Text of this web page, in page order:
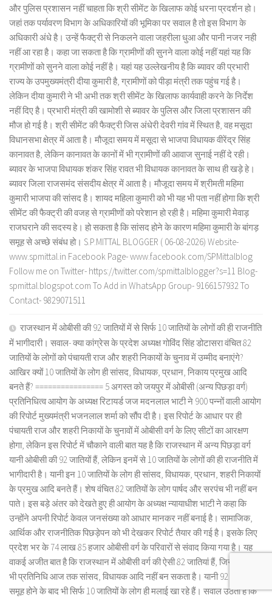
और पुलिस प्रशासन नहीं चाहता कि श्री सीमेंट के खिलाफ कोई धरना प्रदर्शन हो।
जहां तक पर्यावरण विभाग के अधिकारियों की भूमिका पर सवाल है तो इस विभाग के
अधिकारी अंधे है। उन्हें फैक्ट्री से निकलने वाला जहरीला धुआ और पानी नजर नही
नहीं आ रहा है। कहा जा सकता है कि ग्रामीणों की सुनने वाला कोई नहीं यहां यह कि
ग्रामीणों को सुनने वाला कोई नहीं है। यहां यह उल्लेखनीय है कि ब्यावर की प्रभारी
राज्य के उपमुख्यमंत्री दीया कुमारी है, ग्रामीणों को पीड़ा मंत्री तक पहुंच गई है।
लेकिन दीया कुमारी ने भी अभी तक श्री सीमेंट के खिलाफ कार्यवाही करने के निर्देश
नहीं दिए है। प्रभारी मंत्री की खामोशी से ब्यावर के पुलिस और जिला प्रशासन की
मौज हो गई है। श्री सीमेंट की फैक्ट्री जिस अंधेरी देवरी गांव में स्थित है, वह मसूदा
विधानसभा क्षेत्र में आता है। मौजूदा समय में मसूदा से भाजपा विधायक वीरेंद्र सिंह
कानावत है, लेकिन कानावत के कानों में भी ग्रामीणों की आवाज सुनाई नहीं दे रही।
ब्यावर के भाजपा विधायक शंकर सिंह रावत भी विधायक कानावत के साथ ही खड़े हे।
ब्यावर जिला राजसमंद संसदीय क्षेत्र में आता है। मौजूदा समय में श्रीमती महिमा
कुमारी भाजपा की सांसद है। शायद महिला कुमारी को भी यह भी पता नहीं होगा कि श्री
सीमेंट की फैक्ट्री की वजह से ग्रामीणों को परेशान हो रही है। महिमा कुमारी मेवाड़
राजघराने की सदस्य हे। हो सकता है कि सांसद होने के कारण महिमा कुमारी के बांगड़
समूह से अच्छे संबंध हो। S.P.MITTAL BLOGGER ( 06-08-2026) Website-
www.spmittal.in Facebook Page- www.facebook.com/SPMittalblog
Follow me on Twitter- https://twitter.com/spmittalblogger?s=11 Blog-
spmittal.blogspot.com To Add in WhatsApp Group- 9166157932 To
Contact- 9829071511
राजस्थान में ओबीसी की 92 जातियों में से सिर्फ 10 जातियों के लोगों की ही राजनीति
में भागीदारी। सवाल- क्या कांग्रेस के प्रदेश अध्यक्ष गोविंद सिंह डोटासरा वंचित 82
जातियों के लोगों को पंचायती राज और शहरी निकायों के चुनाव में उम्मीद बनाएंगे?
आखिर क्यों 10 जातियों के लोग ही सांसद, विधायक, प्रधान, निकाय प्रमुख आदि
बनते हैं? ================ 5 अगस्त को जयपुर में ओबीसी (अन्य पिछड़ा वर्ग)
प्रतिनिधित्व आयोग के अध्यक्ष रिटायर्ड जज मदनलाल भाटी ने 900 पन्नों वाली आयोग
की रिपोर्ट मुख्यमंत्री भजनलाल शर्मा को सौंप दी है। इस रिपोर्ट के आधार पर ही
पंचायती राज और शहरी निकायों के चुनावों में ओबीसी वर्ग के लिए सीटों का आरक्षण
होगा, लेकिन इस रिपोर्ट में चौकाने वाली बात यह है कि राजस्थान में अन्य पिछड़ा वर्ग
यानी ओबीसी की 92 जातियों हैं, लेकिन इनमें से 10 जातियों के लोगों की ही राजनीति में
भागीदारी है। यानी इन 10 जातियों के लोग ही सांसद, विधायक, प्रधान, शहरी निकायों
के प्रमुख आदि बनते हैं। शेष वंचित 82 जातियों के लोग पार्षद और सरपंच भी नहीं बन
पाते। इस बड़े अंतर को देखते हुए ही आयोग के अध्यक्ष न्यायाधीश भाटी ने कहा कि
उन्होंने अपनी रिपोर्ट केवल जनसंख्या को आधार मानकर नहीं बनाई है। सामाजिक,
आर्थिक और राजनीतिक पिछड़ेपन को भी देखकर रिपोर्ट तैयार की गई है। इसके लिए
प्रदेश भर के 74 लाख 85 हजार ओबीसी वर्ग के परिवारों से संवाद किया गया है। यह
वाकई अजीत बात है कि राजस्थान में ओबीसी वर्ग की ऐसी 82 जातियां हैं, जिनका कोई
भी प्रतिनिधि आज तक सांसद, विधायक आदि नहीं बन सकता है। यानी 92 जातियों का
समूह होने के बाद भी सिर्फ 10 जातियों के लोग ही मलाई खा रहे हैं। सवाल उठता है कि